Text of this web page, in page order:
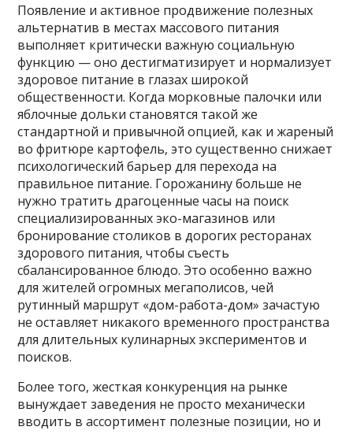
Появление и активное продвижение полезных
альтернатив в местах массового питания
выполняет критически важную социальную
функцию — оно дестигматизирует и нормализует
здоровое питание в глазах широкой
общественности. Когда морковные палочки или
яблочные дольки становятся такой же
стандартной и привычной опцией, как и жареный
во фритюре картофель, это существенно снижает
психологический барьер для перехода на
правильное питание. Горожанину больше не
нужно тратить драгоценные часы на поиск
специализированных эко-магазинов или
бронирование столиков в дорогих ресторанах
здорового питания, чтобы съесть
сбалансированное блюдо. Это особенно важно
для жителей огромных мегаполисов, чей
рутинный маршрут «дом-работа-дом» зачастую
не оставляет никакого временного пространства
для длительных кулинарных экспериментов и
поисков.
Более того, жесткая конкуренция на рынке
вынуждает заведения не просто механически
вводить в ассортимент полезные позиции, но и